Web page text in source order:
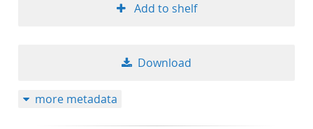
Add to shelf
Download
more metadata